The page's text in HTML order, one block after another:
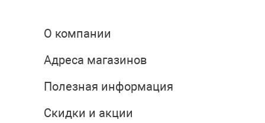
О компании
Адреса магазинов
Полезная информация
Скидки и акции